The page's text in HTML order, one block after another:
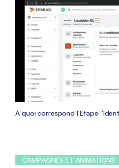
A quoi correspond l’Etape
CAMPAGNES ET ANIMATIONS